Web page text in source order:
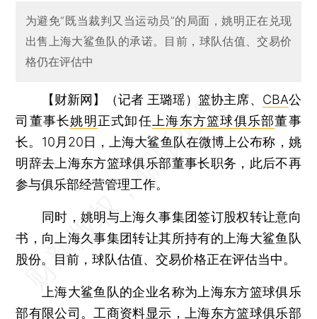
为避免“既当裁判又当运动员”的局面，姚明正在兑现
出售上海大鲨鱼队的承诺。目前，球队估值、交易价
格仍在评估中
【财新网】（记者 王璐瑶）篮协主席、 CBA公
司董事长姚明 正式卸任 上海东方篮球俱乐部董事
长。10月20日，上海大鲨鱼队在微博上公布称，姚
明辞去上海东方篮球俱乐部董事长职务，此后不再
参与俱乐部经营管理工作。
同时，姚明与上海久事集团签订股权转让意向
书，向上海久事集团转让其所持有的上海大鲨鱼队
股份。目前，球队估值、交易价格正在评估当中。
上海大鲨鱼队的企业名称为上海东方篮球俱乐
部有限公司。工商资料显示，上海东方篮球俱乐部